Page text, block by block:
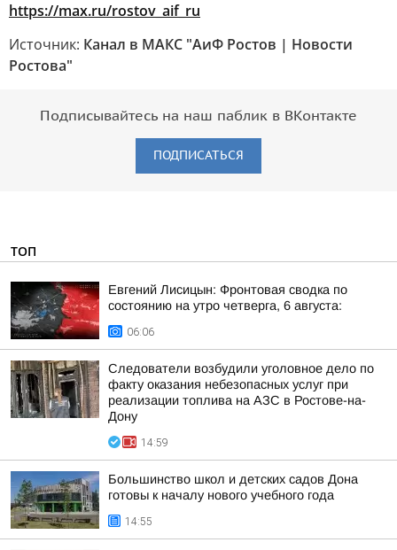
https://max.ru/rostov_aif_ru
Источник: Канал в МАКС "АиФ Ростов | Новости
Ростова"
Подписывайтесь на наш паблик в ВКонтакте
ПОДПИСАТЬСЯ
ТОП
Евгений Лисицын: Фронтовая сводка по
состоянию на утро четверга, 6 августа:
06:06
Следователи возбудили уголовное дело по
факту оказания небезопасных услуг при
реализации топлива на АЗС в Ростове-на-
Дону
14:59
Большинство школ и детских садов Дона
готовы к началу нового учебного года
14:55